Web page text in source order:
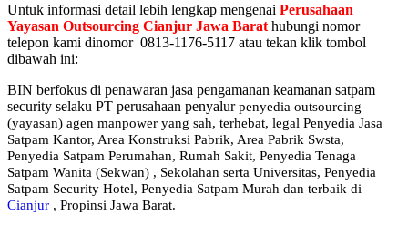
Untuk informasi detail lebih lengkap mengenai Perusahaan
Yayasan Outsourcing Cianjur Jawa Barat hubungi nomor
telepon kami dinomor 0813-1176-5117 atau tekan klik tombol
dibawah ini:
BIN berfokus di penawaran jasa pengamanan keamanan satpam
security selaku PT perusahaan penyalurpenyedia outsourcing
(yayasan) agen manpower yang sah, terhebat, legal Penyedia Jasa
Satpam Kantor, Area Konstruksi Pabrik, Area Pabrik Swsta,
Penyedia Satpam Perumahan, Rumah Sakit, Penyedia Tenaga
Satpam Wanita (Sekwan) , Sekolahan serta Universitas, Penyedia
Satpam Security Hotel, Penyedia Satpam Murah dan terbaik di
Cianjur , Propinsi Jawa Barat.